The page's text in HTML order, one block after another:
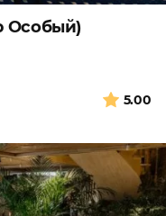
Особый)
5.00